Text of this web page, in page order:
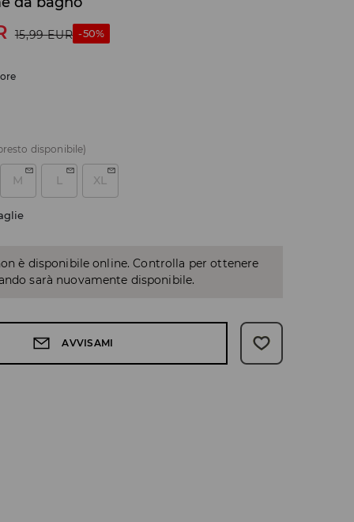
15,99 EUR -50%
disponibile)
M L XL
è disponibile online. Controlla per ottenere
sarà nuovamente disponibile.
AVVISAMI